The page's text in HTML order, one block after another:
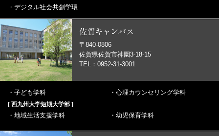
・ デジタル社会共創学環
佐賀キャンパス
〒840-0806
佐賀県佐賀市神園3-18-15
TEL：0952-31-3001
・ 子ども学科 ・ 心理カウンセリング学科
[ 西九州大学短期大学部 ]
・ 地域生活支援学科 ・ 幼児保育学科